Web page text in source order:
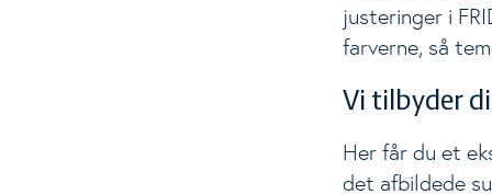
justeringer i
farverne, så
Vi tilbyder
Her får du et
det afbildede